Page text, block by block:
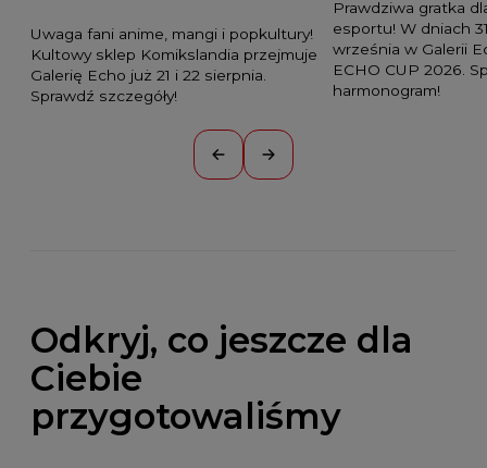
Uwaga fani anime, mangi i popkultury!
Kultowy sklep Komikslandia przejmuje
Galerię Echo już 21 i 22 sierpnia.
Sprawdź szczegóły!
Prawdziwa gratka
esportu! W dniach
września w Galerii
ECHO CUP 2026.
harmonogram!
Odkryj, co jeszcze dla
Ciebie
przygotowaliśmy